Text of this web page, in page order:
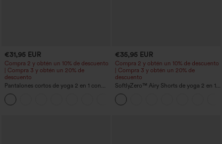
€31,95 EUR
Compra 2 y obtén un 10% de descuento
| Compra 3 y obtén un 20% de
descuento
Pantalones cortos de yoga 2 en 1 con
bolsillo trasero de talle muy alto y
bolsillo lateral oculto de 5&#39;&#39;
de longitud más larga
€35,95 EUR
Compra 2 y obtén un 10% de descuento
| Compra 3 y obtén un 20% de
descuento
SoftlyZero™ Airy Shorts de yoga 2 en 1
InstantCool de talle súper alto, 7" con
bolsillos